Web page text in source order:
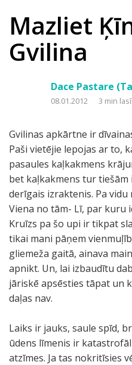
Mazliet
Gvilina
Dace Pastare
08.01.2012 3 min
Gvilinas apkārtne ir
Paši vietējie lepojas ar to,
pasaules kaļkakmens
bet kaļkakmens tur
derīgais izraktenis. Pa vidu
Viena no tām- Lī, par kuru
Kruīzs pa šo upi ir tikpat
tikai mani pāņem
gliemeža gaitā, ainava
apnikt. Un, lai izbaudītu
jāriskē apsēsties tāpat un
daļas nav.
Laiks ir jauks, saule spīd,
ūdens līmenis ir
atzīmes. Ja tas nokritīsies